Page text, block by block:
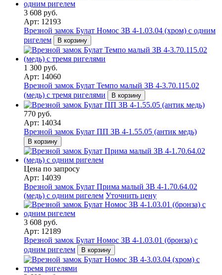
3 608 руб.
Арт: 12193
Врезной замок Булат Номос ЗВ 4-1.03.04 (хром) с одним
ригелем
В корзину
1 300 руб.
Арт: 14060
Врезной замок Булат Темпо малый ЗВ 4-3.70.115.02
(медь) с тремя ригелями
В корзину
770 руб.
Арт: 14034
Врезной замок Булат ПП ЗВ 4-1.55.05 (антик медь)
В корзину
Цена по запросу
Арт: 14039
Врезной замок Булат Прима малый ЗВ 4-1.70.64.02
(медь) с одним ригелем Уточнить цену
3 608 руб.
Арт: 12189
Врезной замок Булат Номос ЗВ 4-1.03.01 (бронза) с
одним ригелем
В корзину